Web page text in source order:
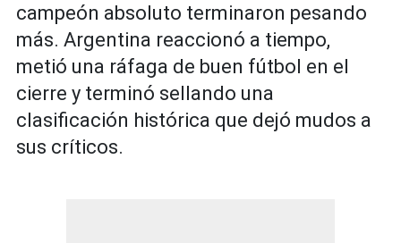
campeón absoluto terminaron pesando
más. Argentina reaccionó a tiempo,
metió una ráfaga de buen fútbol en el
cierre y terminó sellando una
clasificación histórica que dejó mudos a
sus críticos.